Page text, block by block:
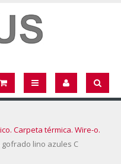
Carpeta térmica. Wire-o.
lino azules C